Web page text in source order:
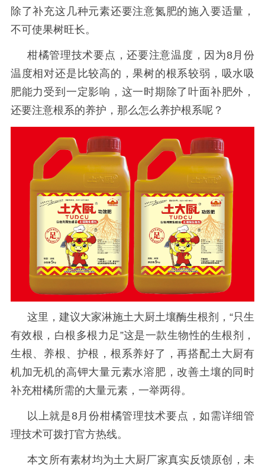
除了补充这几种元素还要注意氮肥的施入要适量，
不可使果树旺长。
柑橘管理技术要点，还要注意温度，因为8月份
温度相对还是比较高的，果树的根系较弱，吸水吸
肥能力受到一定影响，这一时期除了叶面补肥外，
还要注意根系的养护，那么怎么养护根系呢？
这里，建议大家淋施土大厨土壤酶生根剂，“只生
有效根，白根多根力足”这是一款生物性的生根剂，
生根、养根、护根，根系养好了，再搭配土大厨有
机加无机的高钾大量元素水溶肥，改善土壤的同时
补充柑橘所需的大量元素，一举两得。
以上就是8月份柑橘管理技术要点，如需详细管
理技术可拨打官方热线。
本文所有素材均为土大厨厂家真实反馈原创，未